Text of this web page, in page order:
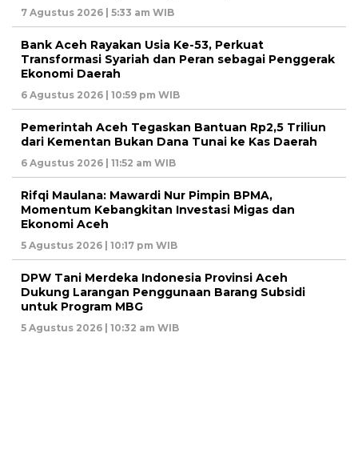
7 Agustus 2026 | 5:33 am WIB
Bank Aceh Rayakan Usia Ke-53, Perkuat
Transformasi Syariah dan Peran sebagai Penggerak
Ekonomi Daerah
6 Agustus 2026 | 10:59 pm WIB
Pemerintah Aceh Tegaskan Bantuan Rp2,5 Triliun
dari Kementan Bukan Dana Tunai ke Kas Daerah
6 Agustus 2026 | 11:52 am WIB
Rifqi Maulana: Mawardi Nur Pimpin BPMA,
Momentum Kebangkitan Investasi Migas dan
Ekonomi Aceh
5 Agustus 2026 | 10:17 pm WIB
DPW Tani Merdeka Indonesia Provinsi Aceh
Dukung Larangan Penggunaan Barang Subsidi
untuk Program MBG
5 Agustus 2026 | 10:32 am WIB